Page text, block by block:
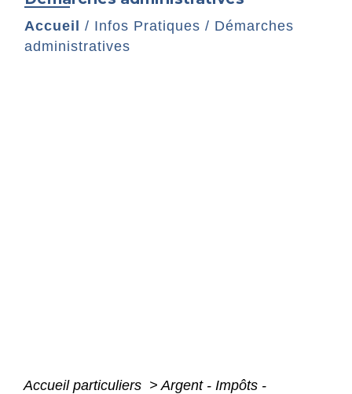
Accueil / Infos Pratiques / Démarches
administratives
Accueil particuliers > Argent - Impôts -